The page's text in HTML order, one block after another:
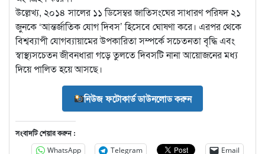
উল্লেখ্য, ২০১৪ সালের ১১ ডিসেম্বর জাতিসংঘের সাধারণ পরিষদ ২১
জুনকে ‘আন্তর্জাতিক যোগ দিবস’ হিসেবে ঘোষণা করে। এরপর থেকে
বিশ্বব্যাপী যোগব্যায়ামের উপকারিতা সম্পর্কে সচেতনতা বৃদ্ধি এবং
স্বাস্থ্যসচেতন জীবনধারা গড়ে তুলতে দিবসটি নানা আয়োজনের মধ্য
দিয়ে পালিত হয়ে আসছে।
নিউজ ফটোকার্ড ডাউনলোড করুন
সংবাদটি শেয়ার করুন :
WhatsApp Telegram Email